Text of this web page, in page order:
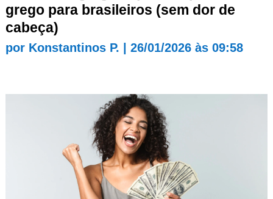
grego para brasileiros (sem dor de
cabeça)
por Konstantinos P. | 26/01/2026 às 09:58